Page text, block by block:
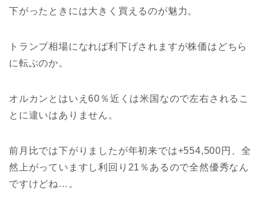
下がったときには大きく買えるのが魅力。
トランプ相場になれば利下げされますが株価はどちら
に転ぶのか。
オルカンとはいえ60％近くは米国なので左右されるこ
とに違いはありません。
前月比では下がりましたが年初来では+554,500円、全
然上がっていますし利回り21％あるので全然優秀なん
ですけどね…。